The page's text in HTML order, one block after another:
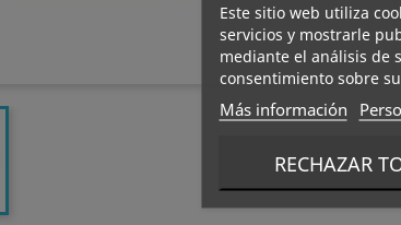
Este sitio web utiliza
servicios y mostrarle
mediante el análisis de
consentimiento sobre
Más información
RECHAZAR